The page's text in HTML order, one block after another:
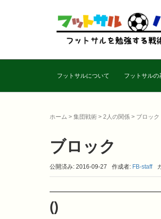
フットサルについて フットサル
ホーム > 集団戦術 > 2人の関係 > ブロック
ブロック
公開済み: 2016-09-27 作成者: FB-staff
()